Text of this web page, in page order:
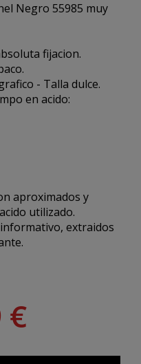
Negro 55985 muy
fijacion.
- Talla dulce.
en acido:
aproximados y
utilizado.
extraidos
€